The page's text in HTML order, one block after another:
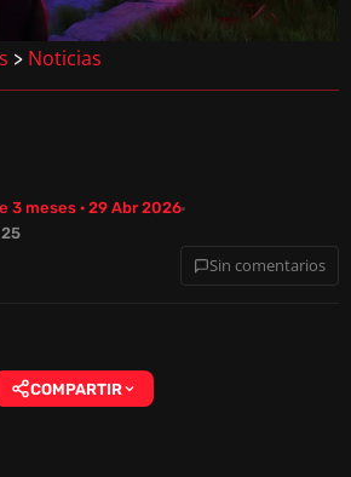
> Noticias
3 meses · 29 Abr 2026
Sin comentarios
COMPARTIR